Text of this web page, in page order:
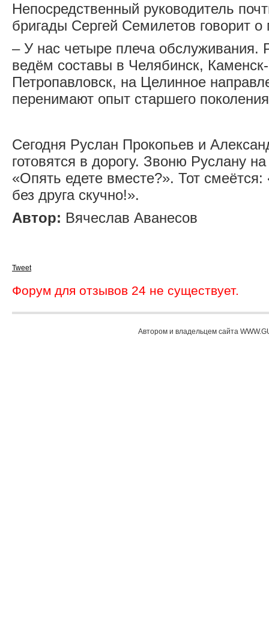
Непосредственный руководитель
бригады Сергей Семилетов говорит
– У нас четыре плеча обслуживания.
ведём составы в Челябинск,
Петропавловск, на Целинное
перенимают опыт старшего
Сегодня Руслан Прокопьев и
готовятся в дорогу. Звоню Руслану
«Опять едете вместе?». Тот
без друга скучно!».
Автор: Вячеслав Аванесов
Tweet
Форум для отзывов 24 не существует.
Автором и владельцем сайта